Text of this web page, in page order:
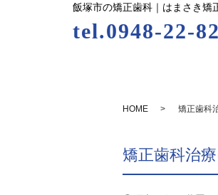
飯塚市の矯正歯科｜はまさき矯
tel.0948-22-
HOME 矯正歯科
矯正歯科治